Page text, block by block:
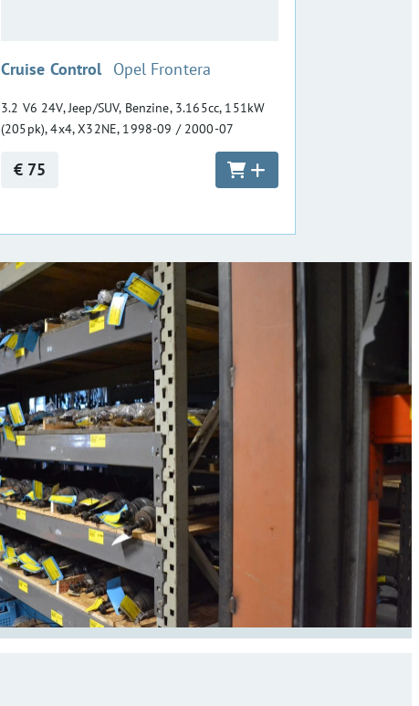
Cruise Control :Opel Frontera
3.2 V6 24V, Jeep/SUV, Benzine, 3.165cc, 151kW
(205pk), 4x4, X32NE, 1998-09 / 2000-07
€ 75